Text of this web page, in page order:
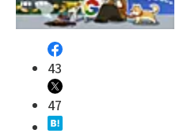
43
47